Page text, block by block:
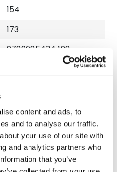
content and ads, to
and to analyse our traffic.
your use of our site with
and analytics partners who
that you’ve
154
173
9789085434498
287
Ineke Kraijo
Sam Loman
Nederlands